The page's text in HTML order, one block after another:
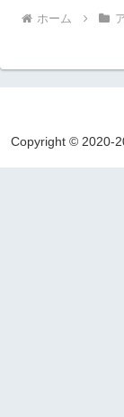
ホーム
Copyright © 2020-